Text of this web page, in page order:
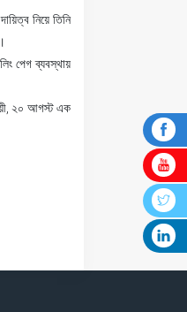
নিয়ে তিনি
পেগ ব্যবস্থায়
২০ আগস্ট এক